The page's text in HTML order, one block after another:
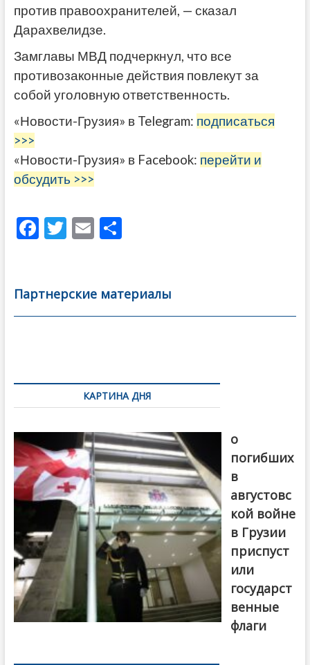
против правоохранителей, — сказал
Дарахвелидзе.
Замглавы МВД подчеркнул, что все
противозаконные действия повлекут за
собой уголовную ответственность.
«Новости-Грузия» в Telegram: подписаться
>>>
«Новости-Грузия» в Facebook: перейти и
обсудить >>>
F
b
o
T
er
E
l
О
а
в
Партнерские материалы
по
записямКАРТИНА ДНЯ
о
погибших
в
августовс
кой войне
в Грузии
приспуст
или
государст
венные
флаги